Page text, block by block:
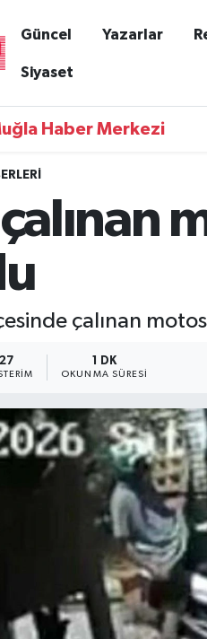
Güncel Yazarlar
Siyaset
Haber Merkezi
çalınan
27 1 DK
OKUNMA SÜRESI